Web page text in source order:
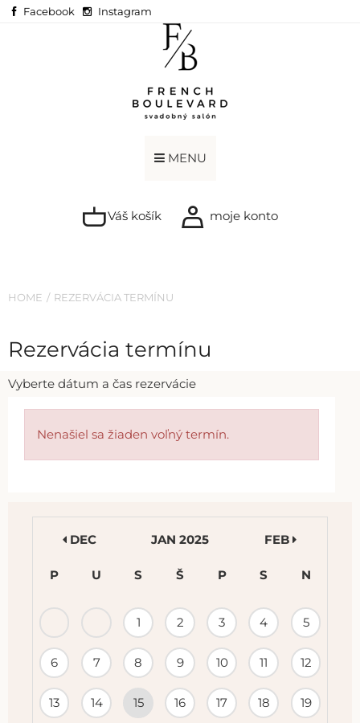
Facebook Instagram
MENU
Váš košík moje konto
HOME REZERVÁCIA TERMÍNU
Rezervácia termínu
Vyberte dátum a čas rezervácie
Nenašiel sa žiaden voľný termín.
KALENDÁR
PODUJATÍ
DEC JAN 2025 FEB
P U S Š P S N
1 2 3 4 5
6 7 8 9 10 11 12
13 14 15 16 17 18 19